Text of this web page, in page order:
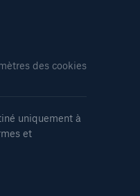
des cookies
uniquement à
et